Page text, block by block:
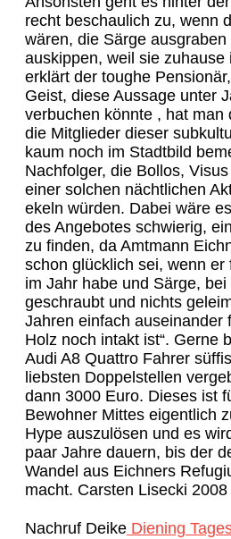
recht beschaulich zu, wenn
wären, die Särge
auskippen, weil sie zuhause
erklärt der toughe
Geist, diese Aussage unter
verbuchen könnte , hat man
die Mitglieder dieser
kaum noch im Stadtbild
Nachfolger, die Bollos,
einer solchen nächtlichen
ekeln würden. Dabei wäre
des Angebotes schwierig,
zu finden, da Amtmann
schon glücklich sei, wenn er
im Jahr habe und Särge, bei
geschraubt und nichts
Jahren einfach auseinander
Holz noch intakt ist“. Gerne
Audi A8 Quattro Fahrer
liebsten Doppelstellen
dann 3000 Euro. Dieses ist
Bewohner Mittes eigentlich
Hype auszulösen und es
paar Jahre dauern, bis der
Wandel aus Eichners
macht. Carsten Lisecki 2008
Nachruf Deike Diening